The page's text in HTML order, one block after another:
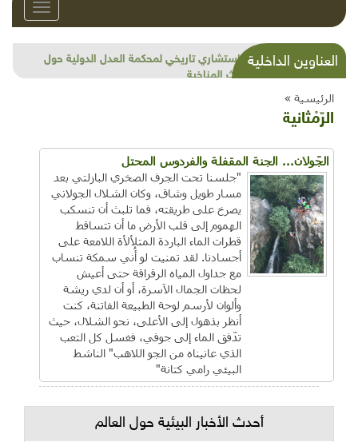
Toggle
العناوين الداخليةشذرات بيئية وتنموية...بنية تحتية وحلويات قبيحة
وحاكورة ونوبل وزيتون و"سيباط"
الرئيسية »
الرّمْثانية
الجَولان... الجنة المقفلة والفردوس المحتل
"جلسنا تحت الجرف الصخري البازلتي بعد
مسار طويل وشاق، وكان الشلال الجولاني
يصرخ على طريقته، فما تلبث أن تنسكب
الهموم إلى قلب الأرض ما أن تتساقط
قطرات الماء الباردة المتلألأة اللامعة على
أجسادنا. لقد تمنيت لو أُني سمكة تنساب
مع جداول المياه الرقراقة حتى أعيش
لحظات الجمال الآسرة، أو أن لدي ريشة
وألوان لأرسم لوحة الطبيعة الفاتنة، كنت
أنظر بذهول إلى الأعلى، نحو الشلال، حيث
تدّفق الماء إلى جوفي، فغسل كل التعب
الذي عانيناه من الجو اللاهب" الناشط
البيئي رامي كتانة"
أحدث الأخبار البيئية حول العالم